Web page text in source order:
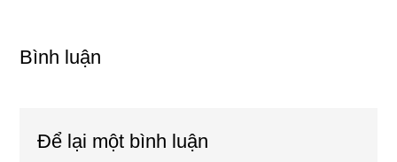
Interactions
Bình luận
Để lại một bình luận